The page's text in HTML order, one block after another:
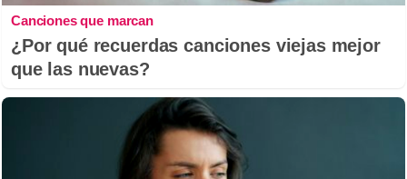
Canciones que marcan
¿Por qué recuerdas canciones viejas mejor
que las nuevas?